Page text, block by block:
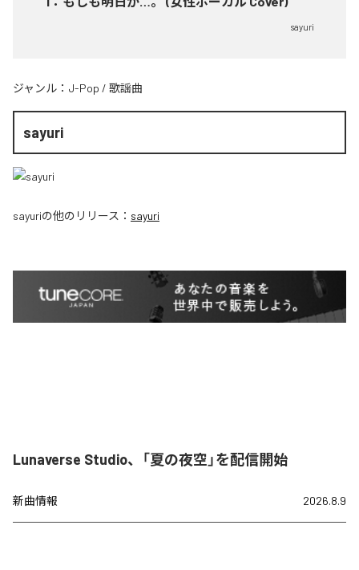
sayuri
ジャンル： J-Pop / 歌謡曲
sayuri
sayuriの他のリリース： sayuri
Lunaverse Studio、「夏の夜空」を配信開始
新曲情報 2026.8.9